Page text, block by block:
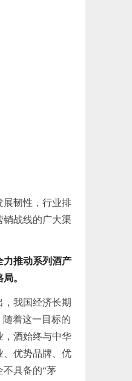
展韧性，行业排
销战线的广大渠
力推动系列酒产
。
我国经济长期
着这一目标的
，酒始终与中华
、优势品牌、优
具备的“茅